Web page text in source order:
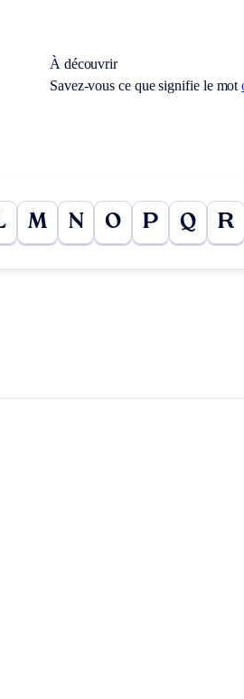
À découvrir
Savez-vous ce que signifie le mot
M N O P Q R